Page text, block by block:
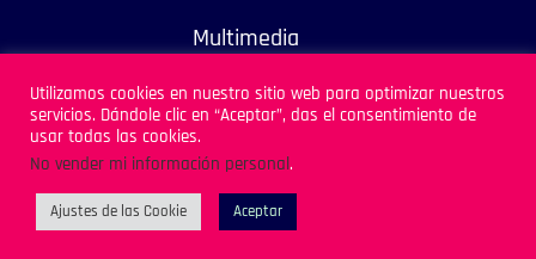
Multimedia
2025
Sitio Desarrollado por
Archipiélago
Utilizamos cookies en nuestro sitio web para optimizar nuestros
servicios. Dándole clic en “Aceptar”, das el consentimiento de
usar todas las cookies.
No vender mi información personal.
Ajustes de las Cookie Aceptar